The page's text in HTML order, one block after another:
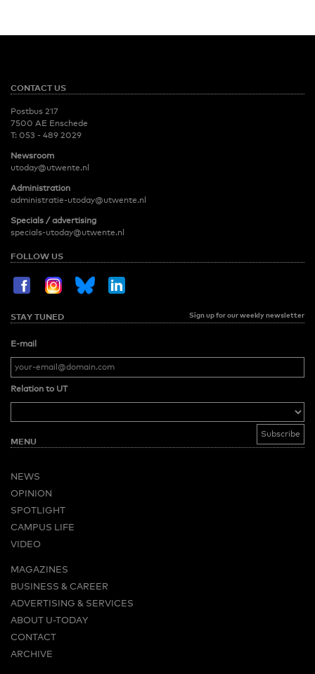
CONTACT US
Postbus 217
7500 AE Enschede
T: 053 - 489 2029
Newsroom
utoday@utwente.nl
Administration
administratie-utoday@utwente.nl
Specials / advertising
specials-utoday@utwente.nl
FOLLOW US
STAY TUNED Sign up for our weekly newsletter
E-mail
Relation to UT
MENU
NEWS
OPINION
SPOTLIGHT
CAMPUS LIFE
VIDEO
MAGAZINES
BUSINESS & CAREER
ADVERTISING & SERVICES
ABOUT U-TODAY
CONTACT
ARCHIVE